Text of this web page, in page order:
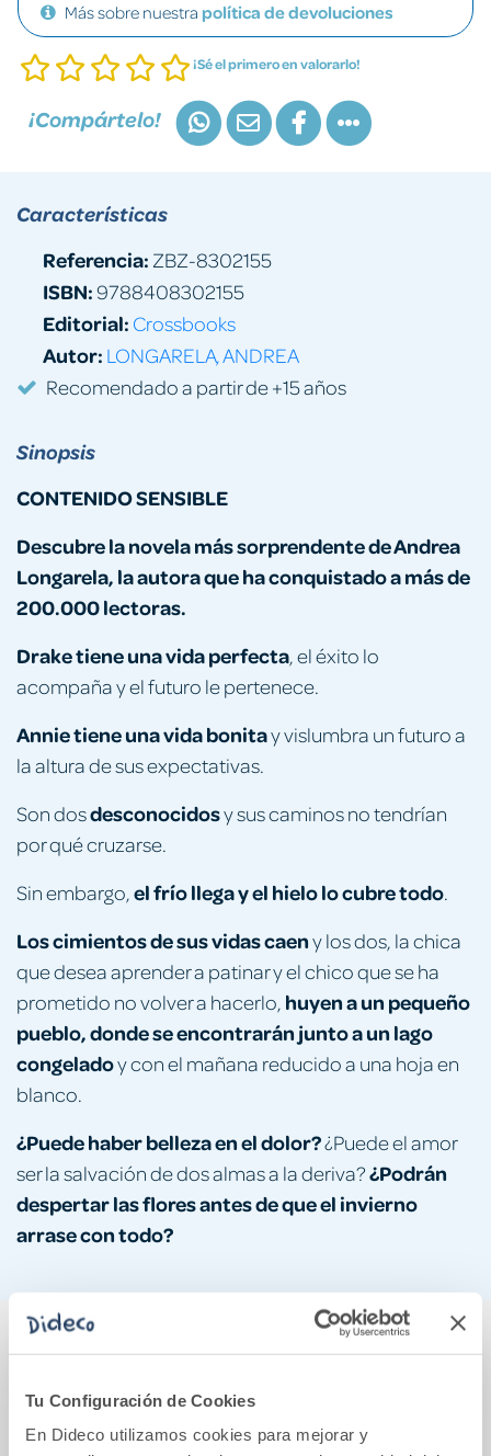
Tu Configuración de Cookies
En Dideco utilizamos cookies para mejorar y
Más sobre nuestra política de devoluciones
¡Sé el primero en valorarlo!
¡Compártelo!
Sinopsis
CONTENIDO SENSIBLE
Descubre la novela más sorprendente de Andrea
Longarela, la autora que ha conquistado a más de
200.000 lectoras.
Drake tiene una vida perfecta, el éxito lo
acompaña y el futuro le pertenece.
Annie tiene una vida bonitay vislumbra un futuro a
la altura de sus expectativas.
Son dosdesconocidosy sus caminos no tendrían
por qué cruzarse.
Sin embargo,el frío llega y el hielo lo cubre todo.
Los cimientos de sus vidas caeny los dos, la chica
que desea aprender a patinar y el chico que se ha
prometido no volver a hacerlo, huyen a un pequeño
pueblo, donde se encontrarán junto a un lago
congeladoy con el mañana reducido a una hoja en
blanco.
¿Puede haber belleza en el dolor?¿Puede el amor
ser la salvación de dos almas a la deriva?¿Podrán
despertar las flores antes de que el invierno
arrase con todo?
Características
Referencia: ZBZ-8302155
ISBN:9788408302155
Editorial: Crossbooks
Autor: LONGARELA, ANDREA
Recomendado a partir de +15 años
También podría gustarte...